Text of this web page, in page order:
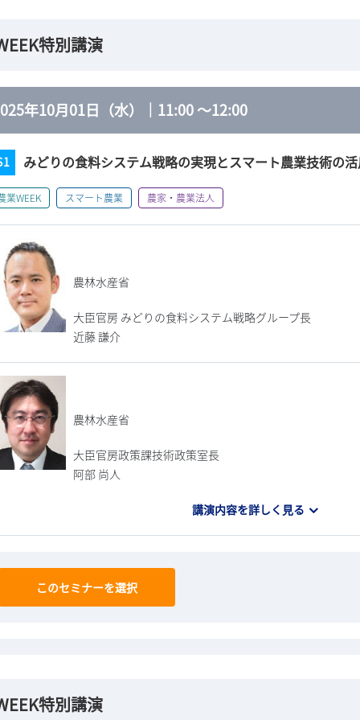
特別講演
年10月01日（水） ｜ 11:00 ～12:00
みどりの食料システム戦略の実現とスマート農業技術の
WEEK スマート農業 農家・農業法人
農林水産省
大臣官房 みどりの食料システム戦略グループ長
近藤 謙介
農林水産省
大臣官房政策課技術政策室長
阿部 尚人
講演内容を詳しく見る
このセミナーを選択
特別講演